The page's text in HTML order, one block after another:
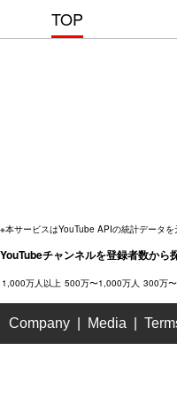
TOP
※本サービスはYouTube APIの統計データ
YouTubeチャンネルを登録者数から
1,000万人以上 500万〜1,000万人 300万
Company Media